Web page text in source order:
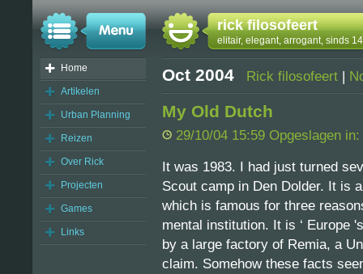
rick filosofeert
elitair, elegant, arrogant, sinds
Home
Artikelen
Urban Planning
Reizen
Over Rick
Projecten
Games
Links
Oct 2004 Rick filosofeert |
My Old Dutch
29/10/04 15:59 Opgeslagen in:
It was 1983. I had just turned
Scout camp in Den Dolder. It is
which is famous for three
mental institution. It is ‘ Europe
by a large factory of Remia, a
claim. Somehow these facts